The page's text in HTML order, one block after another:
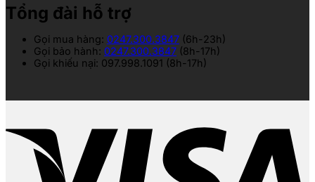
Tổng đài hỗ trợ
Gọi mua hàng: 0247.300.3847 (6h-23h)
Gọi bảo hành: 0247.300.3847 (8h-17h)
Gọi khiếu nại: 097.998.1091 (8h-17h)